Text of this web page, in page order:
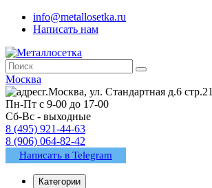
info@metallosetka.ru
Написать нам
Москва
г.Москва, ул. Стандартная д.6 стр.21
Пн-Пт с 9-00 до 17-00
Сб-Вс - выходные
8 (495) 921-44-63
8 (906) 064-82-42
Написать в Telegram
Категории